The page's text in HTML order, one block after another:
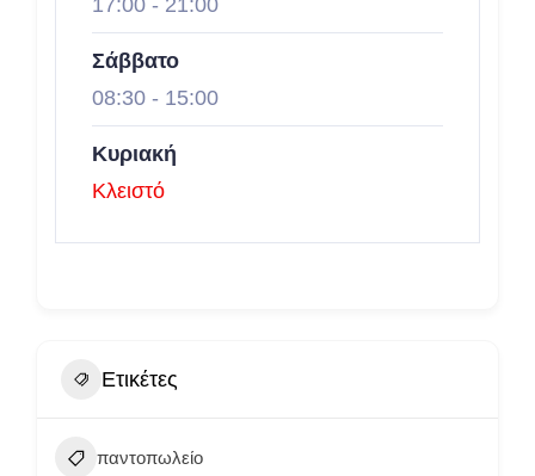
17:00 - 21:00
Σάββατο
08:30 - 15:00
Κυριακή
Κλειστό
Ετικέτες
παντοπωλείο